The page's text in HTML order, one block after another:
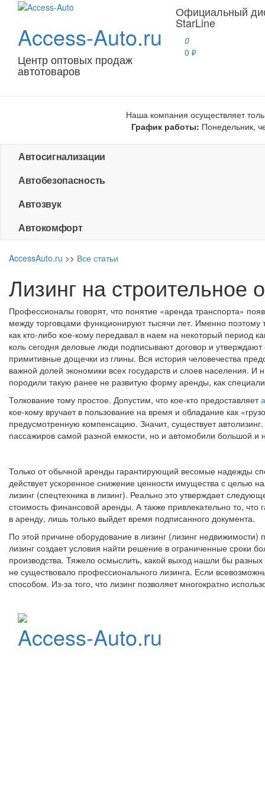
Access-Auto.ru
Центр оптовых продаж
автотоваров
Официальный
StarLine
0
0 ₽
Наша компания осуществляет
График работы: Понедельник,
Автосигнализации
Автобезопасность
Автозвук
Автокомфорт
AccessAuto.ru >> Все статьи
Лизинг на строительное
Профессионалы говорят, что понятие «аренда транспорта»
между торговцами функционируют тысячи лет. Именно поэтому
как кто-либо кое-кому передавал в наем на некоторый
коль сегодня деловые люди подписывают договор и
примитивные дощечки из глины. Вся история человечества
важной долей экономики всех государств и слоев населения. И
породили такую ранее не развитую форму аренды, как
Толкование тому простое. Допустим, что кое-кто предоставляет
кое-кому вручает в пользование на время и обладание как
предусмотренную компенсацию. Значит, существует
пассажиров самой разной емкости, но и автомобили большой и
Только от обычной аренды гарантирующий весомые надежды
действует ускоренное снижение ценности имущества с целью
лизинг (спецтехника в лизинг). Реально это утверждает
стоимость финансовой аренды. А также привлекательно то, что
в аренду, лишь только выйдет время подписанного документа.
По этой причине оборудование в лизинг (лизинг
лизинг создает условия найти решение в ограниченные
производства. Тяжело осмыслить, какой выход нашли бы
не существовало профессионального лизинга. Если
способом. Из-за того, что лизинг позволяет многократно
Access-Auto.ru